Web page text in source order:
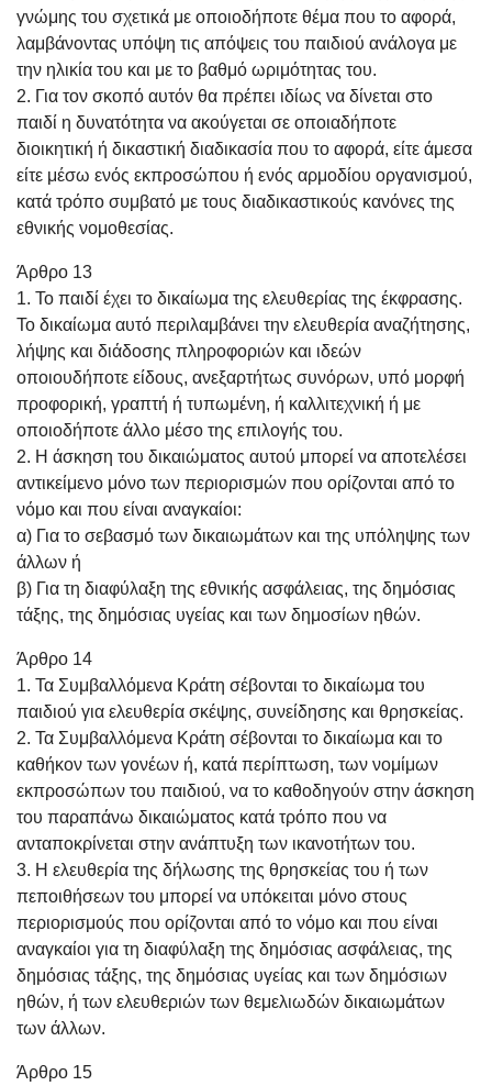
γνώμης του σχετικά με οποιοδήποτε θέμα που το αφορά,
λαμβάνοντας υπόψη τις απόψεις του παιδιού ανάλογα με
την ηλικία του και με το βαθμό ωριμότητας του.
2. Για τον σκοπό αυτόν θα πρέπει ιδίως να δίνεται στο
παιδί η δυνατότητα να ακούγεται σε οποιαδήποτε
διοικητική ή δικαστική διαδικασία που το αφορά, είτε άμεσα
είτε μέσω ενός εκπροσώπου ή ενός αρμοδίου οργανισμού,
κατά τρόπο συμβατό με τους διαδικαστικούς κανόνες της
εθνικής νομοθεσίας.
Άρθρο 13
1. Το παιδί έχει το δικαίωμα της ελευθερίας της έκφρασης.
Το δικαίωμα αυτό περιλαμβάνει την ελευθερία αναζήτησης,
λήψης και διάδοσης πληροφοριών και ιδεών
οποιουδήποτε είδους, ανεξαρτήτως συνόρων, υπό μορφή
προφορική, γραπτή ή τυπωμένη, ή καλλιτεχνική ή με
οποιοδήποτε άλλο μέσο της επιλογής του.
2. Η άσκηση του δικαιώματος αυτού μπορεί να αποτελέσει
αντικείμενο μόνο των περιορισμών που ορίζονται από το
νόμο και που είναι αναγκαίοι:
α) Για το σεβασμό των δικαιωμάτων και της υπόληψης των
άλλων ή
β) Για τη διαφύλαξη της εθνικής ασφάλειας, της δημόσιας
τάξης, της δημόσιας υγείας και των δημοσίων ηθών.
Άρθρο 14
1. Τα Συμβαλλόμενα Κράτη σέβονται το δικαίωμα του
παιδιού για ελευθερία σκέψης, συνείδησης και θρησκείας.
2. Τα Συμβαλλόμενα Κράτη σέβονται το δικαίωμα και το
καθήκον των γονέων ή, κατά περίπτωση, των νομίμων
εκπροσώπων του παιδιού, να το καθοδηγούν στην άσκηση
του παραπάνω δικαιώματος κατά τρόπο που να
ανταποκρίνεται στην ανάπτυξη των ικανοτήτων του.
3. Η ελευθερία της δήλωσης της θρησκείας του ή των
πεποιθήσεων του μπορεί να υπόκειται μόνο στους
περιορισμούς που ορίζονται από το νόμο και που είναι
αναγκαίοι για τη διαφύλαξη της δημόσιας ασφάλειας, της
δημόσιας τάξης, της δημόσιας υγείας και των δημόσιων
ηθών, ή των ελευθεριών των θεμελιωδών δικαιωμάτων
των άλλων.
Άρθρο 15